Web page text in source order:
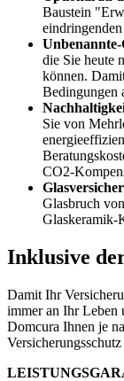
Baustein
die Sie heute
können.
Bedingungen
Sie von
CO2-
Glasbruch
Glaskeramik-
Inklusive
Damit Ihr
immer an Ihr Leben
Domcura Ihnen je
LEISTUNGS